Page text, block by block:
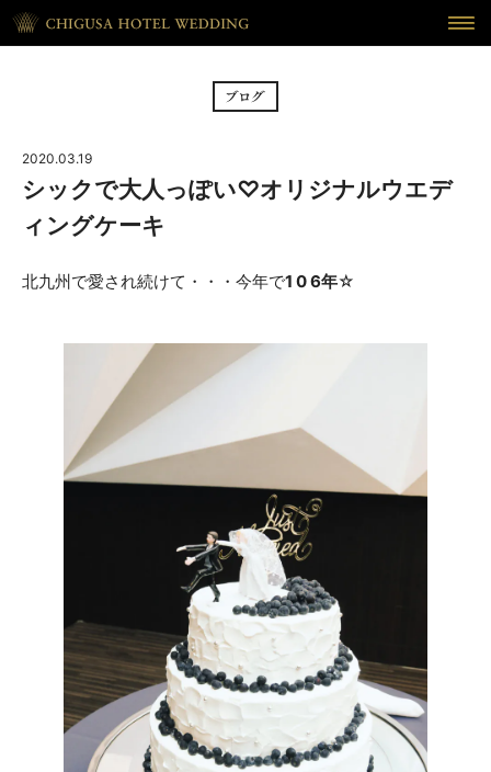
CEREMONY 挙式
RECEPTION
CUISINE
WAKON 和婚
ウェディング・レポート
CONTACT
お問い合わせ
093- 671-1131
平日 11:00-19:00（火曜定休） / 土日 10:00-19:00
千草ホテル公式サイト
2020.03.19
シックで大人っぽい♡オリジナルウエデ
ィングケーキ
北九州で愛され続けて・・・今年で1 0 6年☆